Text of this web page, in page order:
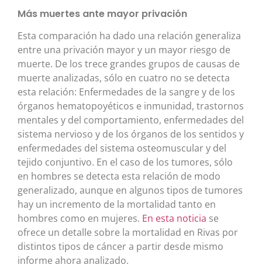
Más muertes ante mayor privación
Esta comparación ha dado una relación generaliza
entre una privación mayor y un mayor riesgo de
muerte. De los trece grandes grupos de causas de
muerte analizadas, sólo en cuatro no se detecta
esta relación: Enfermedades de la sangre y de los
órganos hematopoyéticos e inmunidad, trastornos
mentales y del comportamiento, enfermedades del
sistema nervioso y de los órganos de los sentidos y
enfermedades del sistema osteomuscular y del
tejido conjuntivo. En el caso de los tumores, sólo
en hombres se detecta esta relación de modo
generalizado, aunque en algunos tipos de tumores
hay un incremento de la mortalidad tanto en
hombres como en mujeres. En esta noticia se
ofrece un detalle sobre la mortalidad en Rivas por
distintos tipos de cáncer a partir desde mismo
informe ahora analizado.